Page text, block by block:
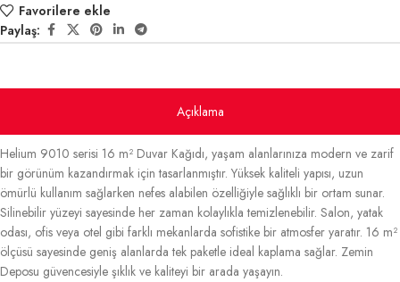
Favorilere ekle
Paylaş:
Açıklama
Helium 9010 serisi 16 m² Duvar Kağıdı, yaşam alanlarınıza modern ve zarif
bir görünüm kazandırmak için tasarlanmıştır. Yüksek kaliteli yapısı, uzun
ömürlü kullanım sağlarken nefes alabilen özelliğiyle sağlıklı bir ortam sunar.
Silinebilir yüzeyi sayesinde her zaman kolaylıkla temizlenebilir. Salon, yatak
odası, ofis veya otel gibi farklı mekanlarda sofistike bir atmosfer yaratır. 16 m²
ölçüsü sayesinde geniş alanlarda tek paketle ideal kaplama sağlar. Zemin
Deposu güvencesiyle şıklık ve kaliteyi bir arada yaşayın.